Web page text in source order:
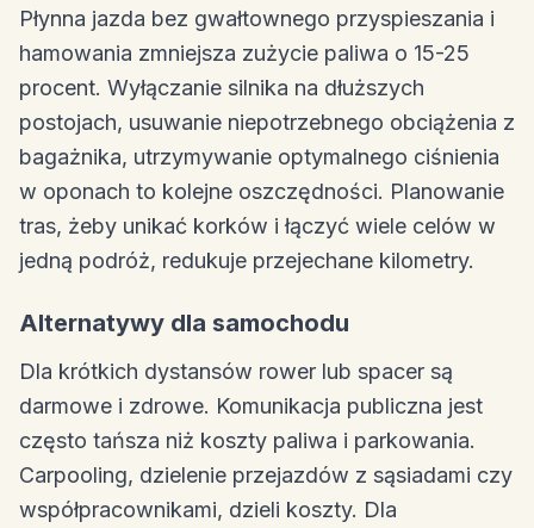
Płynna jazda bez gwałtownego przyspieszania i
hamowania zmniejsza zużycie paliwa o 15-25
procent. Wyłączanie silnika na dłuższych
postojach, usuwanie niepotrzebnego obciążenia z
bagażnika, utrzymywanie optymalnego ciśnienia
w oponach to kolejne oszczędności. Planowanie
tras, żeby unikać korków i łączyć wiele celów w
jedną podróż, redukuje przejechane kilometry.
Alternatywy dla samochodu
Dla krótkich dystansów rower lub spacer są
darmowe i zdrowe. Komunikacja publiczna jest
często tańsza niż koszty paliwa i parkowania.
Carpooling, dzielenie przejazdów z sąsiadami czy
współpracownikami, dzieli koszty. Dla